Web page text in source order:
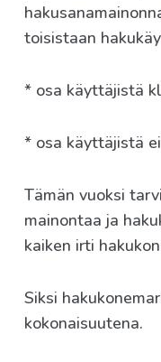
toisistaan
* osa käyttäjistä
* osa käyttäjistä
Tämän vuoksi
mainontaa ja
kaiken irti
Siksi
kokonaisuutena.